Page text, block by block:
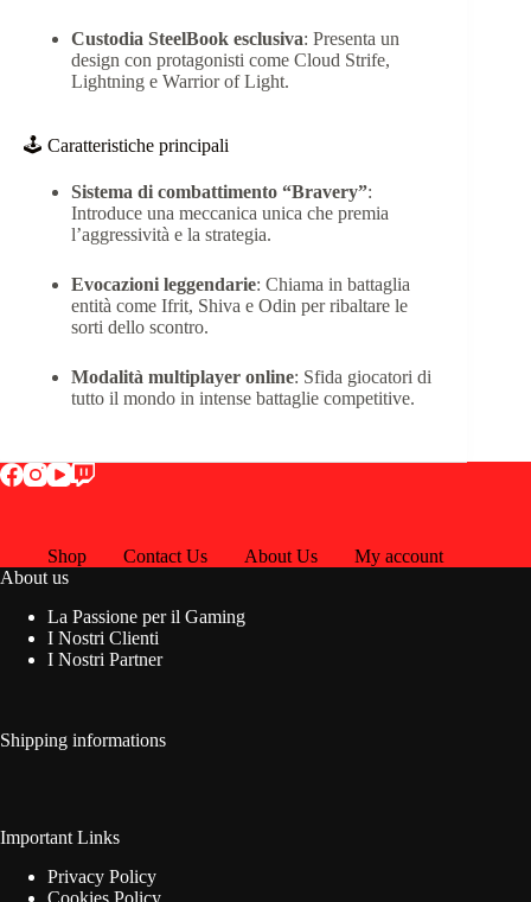
Custodia SteelBook esclusiva: Presenta un
design con protagonisti come Cloud Strife,
Lightning e Warrior of Light.
🕹️ Caratteristiche principali
Sistema di combattimento “Bravery”:
Introduce una meccanica unica che premia
l’aggressività e la strategia.
Evocazioni leggendarie: Chiama in battaglia
entità come Ifrit, Shiva e Odin per ribaltare le
sorti dello scontro.
Modalità multiplayer online: Sfida giocatori di
tutto il mondo in intense battaglie competitive.
Shop Contact Us About Us
My account
About us
La Passione per il Gaming
I Nostri Clienti
I Nostri Partner
Shipping informations
Important Links
Privacy Policy